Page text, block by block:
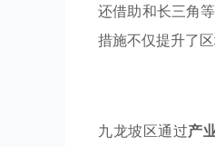
还借助和长三角
措施不仅提升了
九龙坡区通过产